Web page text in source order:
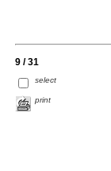
9 / 31
select
print